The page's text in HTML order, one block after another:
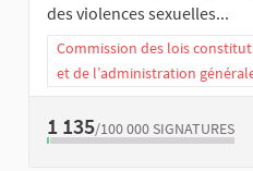
des violences sexuelles...
Commission des lois
et de l’administration
1 135/100 000 SIGNATURES